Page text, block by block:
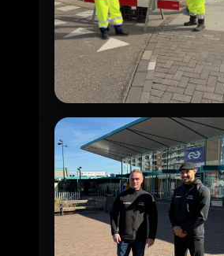
VERKEERSREGELAARS